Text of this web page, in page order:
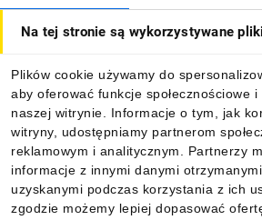
Na tej stronie są wykorzystywane
Plików cookie używamy do
aby oferować funkcje społecznościowe
naszej witrynie. Informacje o tym, jak
witryny, udostępniamy partnerom
reklamowym i analitycznym. Partnerzy
informacje z innymi danymi
uzyskanymi podczas korzystania z ich
zgodzie możemy lepiej dopasować
Informacje
Pobierz naszą aplikację